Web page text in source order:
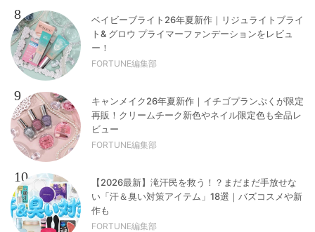
8
ベイビーブライト26年夏新作｜リジュライトブライ
ト& グロウ プライマーファンデーションをレビュ
ー！
FORTUNE編集部
9
キャンメイク26年夏新作｜イチゴプランぷくが限定
再販！クリームチーク新色やネイル限定色も全品レ
ビュー
FORTUNE編集部
10
【2026最新】滝汗民を救う！？まだまだ手放せな
い「汗＆臭い対策アイテム」18選｜バズコスメや新
作も
FORTUNE編集部